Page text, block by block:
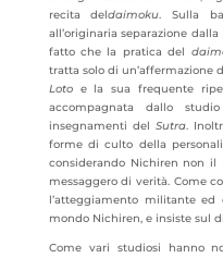
recita deldaimoku. Sulla
all’originaria separazione
fatto che la pratica del
tratta solo di un’affermazione
Lotoe la sua frequente
accompagnata dallo
insegnamenti delSutra.
forme di culto della
considerando Nichiren non il
messaggero di verità. Come
l’atteggiamento militante
mondo Nichiren, e insiste sul
Come vari studiosi hanno